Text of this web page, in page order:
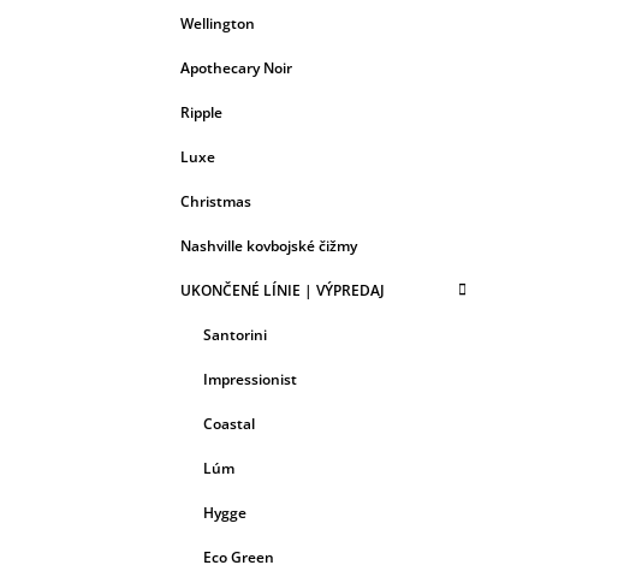
Wellington
Apothecary Noir
Ripple
Luxe
Christmas
Nashville kovbojské čižmy
UKONČENÉ LÍNIE | VÝPREDAJ
Santorini
Impressionist
Coastal
Lúm
Hygge
Eco Green